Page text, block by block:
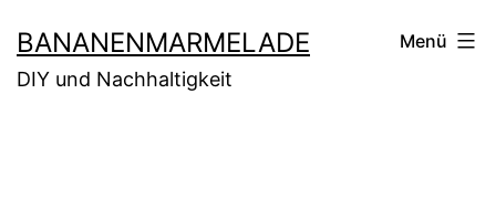
Inhalt
springen
BANANENMARMELADE
DIY und Nachhaltigkeit
Menü